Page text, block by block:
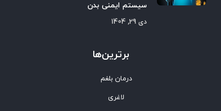
سیستم ایمنی بدن
دی 29, 1404
برترین‌ها
درمان بلغم
لاغری